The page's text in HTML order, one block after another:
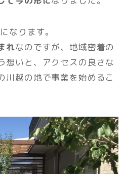
になります。
れなのですが、地域密着の
想いと、アクセスの良さな
川越の地で事業を始めるこ